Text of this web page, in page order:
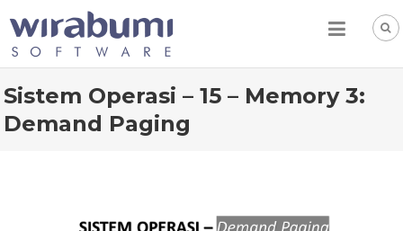
content
Sistem Operasi – 15 – Memory 3:
Demand Paging